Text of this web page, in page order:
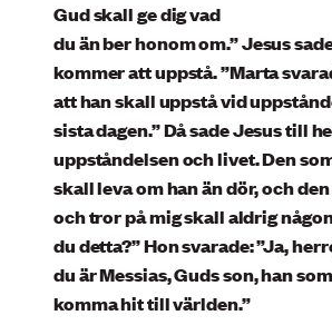
Gud skall ge dig vad
du än ber honom om.” Jesus
kommer att uppstå. ”Marta
att han skall uppstå vid
sista dagen.” Då sade Jesus till
uppståndelsen och livet. Den
skall leva om han än dör, och
och tror på mig skall aldrig
du detta?” Hon svarade: ”Ja,
du är Messias, Guds son, han
komma hit till världen.”